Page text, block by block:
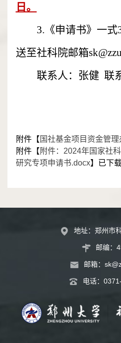
日。
3.《申请书》一
送至社科院邮箱
联系人：张健 联
附件【 国社基金项目资金管
附件【 附件：2024年国家社
研究专项申请书.docx】已下
地址：郑州市
邮编：
邮箱：
电话：